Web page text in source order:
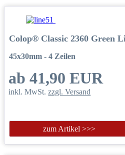
Colop® Classic 2360 Green
45x30mm - 4 Zeilen
ab 41,90 EUR
inkl. MwSt.zzgl. Versand
zum Artikel >>>